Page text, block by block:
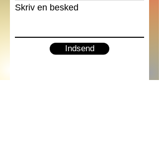
Skriv en besked
Indsend